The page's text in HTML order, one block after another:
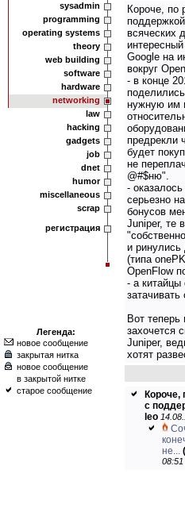
sysadmin
programming
operating systems
theory
web building
software
hardware
networking
law
hacking
gadgets
job
dnet
humor
miscellaneous
scrap
регистрация
Легенда:
новое сообщение
закрытая нитка
новое сообщение
в закрытой нитке
старое сообщение
Короче, по
всяческих
Google на
вокруг
- в конце
нужную им
предрекли
будет
не
@#$ню".
-
серьезно
бонусов
Juniper, те
и ринулись
(типа
OpenFlow
- а китайцы
Вот теперь
захочется
Juniper,
хотят
Короче,
с
leo
не...